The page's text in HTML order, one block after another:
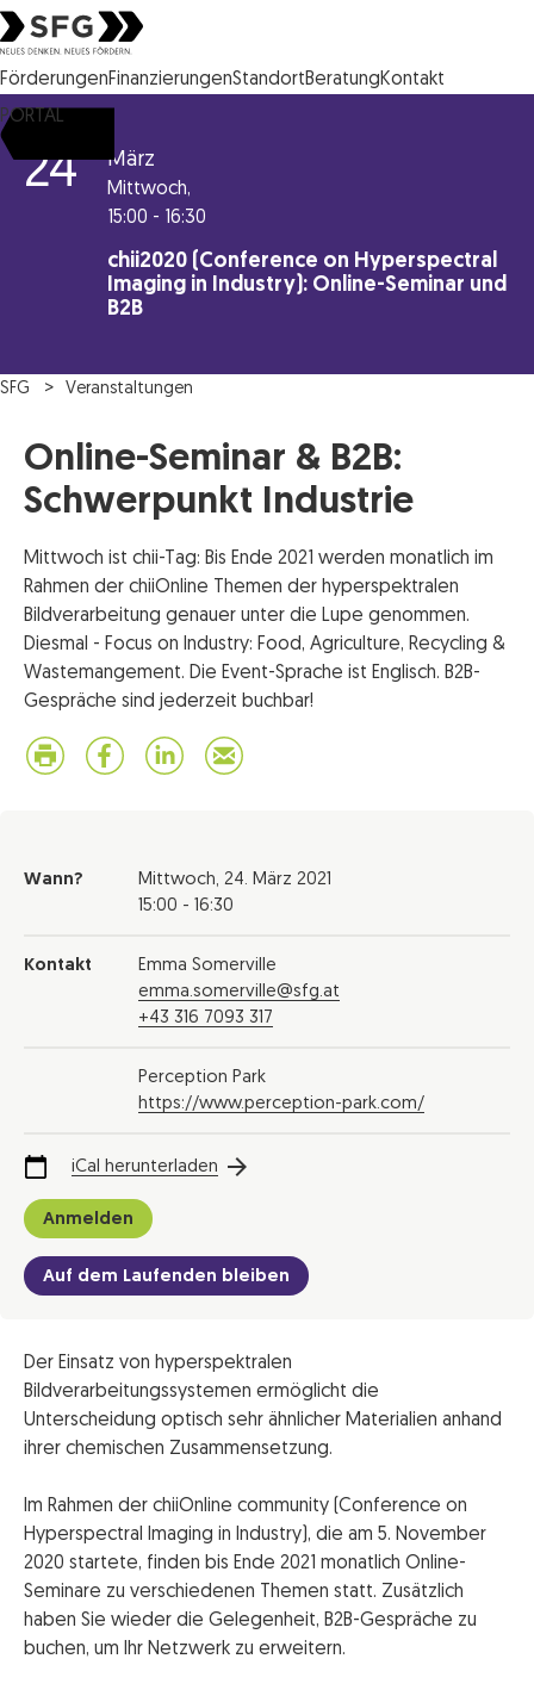
Steirische Wirtschaftsförderungsgesellschaft mbH SFG Logo
FörderungenFinanzierungenStandortBeratungKontakt
PORTAL
24 März
Mittwoch,
15:00 - 16:30
chii2020 (Conference on Hyperspectral
Imaging in Industry): Online-Seminar und
B2B
SFG Veranstaltungen
Online-Seminar & B2B:
Schwerpunkt Industrie
Mittwoch ist chii-Tag: Bis Ende 2021 werden monatlich im
Rahmen der chiiOnline Themen der hyperspektralen
Bildverarbeitung genauer unter die Lupe genommen.
Diesmal - Focus on Industry: Food, Agriculture, Recycling &
Wastemangement. Die Event-Sprache ist Englisch. B2B-
Gespräche sind jederzeit buchbar!
Wann? Mittwoch, 24. März 2021
15:00 - 16:30
Kontakt
Emma Somerville
emma.somerville@sfg.at
+43 316 7093 317
Perception Park
https://www.perception-park.com/
iCal herunterladen
Anmelden
Auf dem Laufenden bleiben
Der Einsatz von hyperspektralen
Bildverarbeitungssystemen ermöglicht die
Unterscheidung optisch sehr ähnlicher Materialien anhand
ihrer chemischen Zusammensetzung.
Im Rahmen der chiiOnline community (Conference on
Hyperspectral Imaging in Industry), die am 5. November
2020 startete, finden bis Ende 2021 monatlich Online-
Seminare zu verschiedenen Themen statt. Zusätzlich
haben Sie wieder die Gelegenheit, B2B-Gespräche zu
buchen, um Ihr Netzwerk zu erweitern.